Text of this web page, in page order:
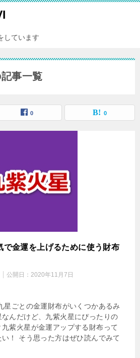
しています
記事一覧
0 0
で金運を上げるために使う財布
公開日： 2020年11月7日
星ごとの金運財布がいくつかあるみ
んだけど、九紫火星にぴったりの
紫火星が金運アップする財布って
！ そう思った方はぜひ読んでみて